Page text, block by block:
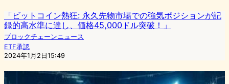
「ビットコイン熱狂: 永久先物市場での強気ポジションが記
録的高水準に達し、価格45,000ドル突破！」
ブロックチェーンニュース
ETF承認
2024年1月2日15:49